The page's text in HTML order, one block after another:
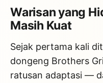
Warisan yang
Masih Kuat
Sejak pertama kali
dongeng Brothers
ratusan adaptasi —